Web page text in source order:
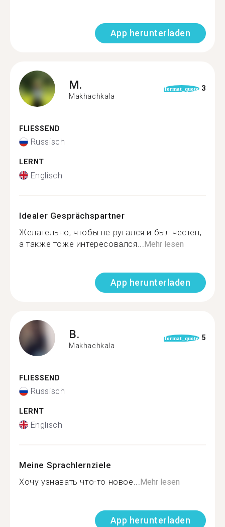
App herunterladen
M.
Makhachkala
format_quote 3
FLIESSEND
Russisch
LERNT
Englisch
Idealer Gesprächspartner
Желательно, чтобы не ругался и был честен,
а также тоже интересовался... Mehr lesen
App herunterladen
B.
Makhachkala
format_quote 5
FLIESSEND
Russisch
LERNT
Englisch
Meine Sprachlernziele
Хочу узнавать что-то новое... Mehr lesen
App herunterladen